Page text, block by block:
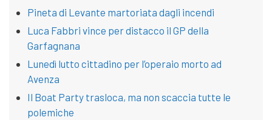
Pineta di Levante martoriata dagli incendi
Luca Fabbri vince per distacco il GP della
Garfagnana
Lunedì lutto cittadino per l’operaio morto ad
Avenza
Il Boat Party trasloca, ma non scaccia tutte le
polemiche